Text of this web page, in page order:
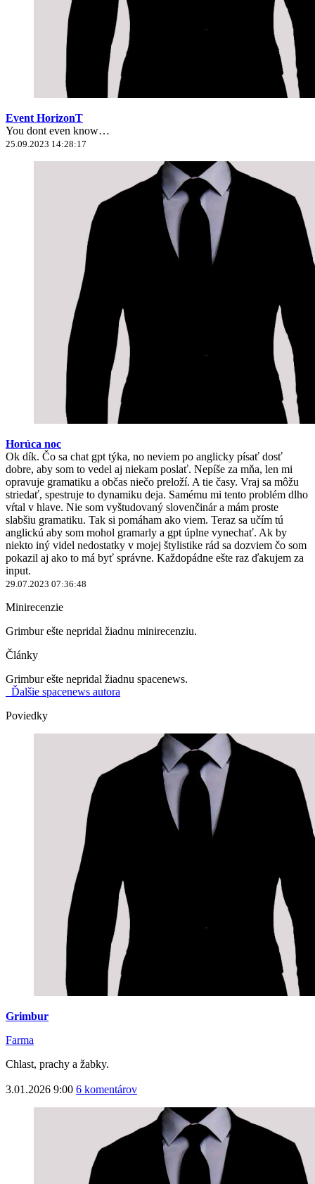
Event HorizonT
You dont even know…
25.09.2023 14:28:17
Horúca noc
Ok dík. Čo sa chat gpt týka, no neviem po anglicky písať dosť
dobre, aby som to vedel aj niekam poslať. Nepíše za mňa, len mi
opravuje gramatiku a občas niečo preloží. A tie časy. Vraj sa môžu
striedať, spestruje to dynamiku deja. Samému mi tento problém dlho
vŕtal v hlave. Nie som vyštudovaný slovenčinár a mám proste
slabšiu gramatiku. Tak si pomáham ako viem. Teraz sa učím tú
anglickú aby som mohol gramarly a gpt úplne vynechať. Ak by
niekto iný videl nedostatky v mojej štylistike rád sa dozviem čo som
pokazil aj ako to má byť správne. Každopádne ešte raz ďakujem za
input.
29.07.2023 07:36:48
Minirecenzie
Grimbur ešte nepridal žiadnu minirecenziu.
Články
Grimbur ešte nepridal žiadnu spacenews.
Ďalšie spacenews autora
Poviedky
Grimbur
Farma
Chlast, prachy a žabky.
3.01.2026 9:00 6 komentárov